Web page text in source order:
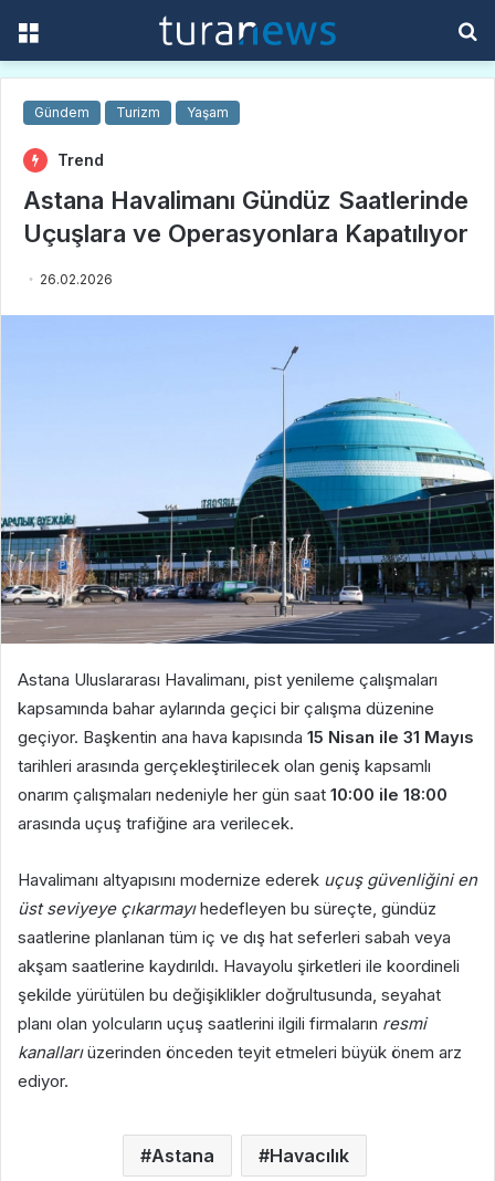
Gündem Turizm Yaşam
Trend
Astana Havalimanı Gündüz Saatlerinde
Uçuşlara ve Operasyonlara Kapatılıyor
26.02.2026
Astana Uluslararası Havalimanı, pist yenileme çalışmaları
kapsamında bahar aylarında geçici bir çalışma düzenine
geçiyor. Başkentin ana hava kapısında 15 Nisan ile 31 Mayıs
tarihleri arasında gerçekleştirilecek olan geniş kapsamlı
onarım çalışmaları nedeniyle her gün saat 10:00 ile 18:00
arasında uçuş trafiğine ara verilecek.
Havalimanı altyapısını modernize ederek uçuş güvenliğini en
üst seviyeye çıkarmayıhedefleyen bu süreçte, gündüz
saatlerine planlanan tüm iç ve dış hat seferleri sabah veya
akşam saatlerine kaydırıldı. Havayolu şirketleri ile koordineli
şekilde yürütülen bu değişiklikler doğrultusunda, seyahat
planı olan yolcuların uçuş saatlerini ilgili firmaların resmi
kanallarıüzerinden önceden teyit etmeleri büyük önem arz
ediyor.
Astana Havacılık